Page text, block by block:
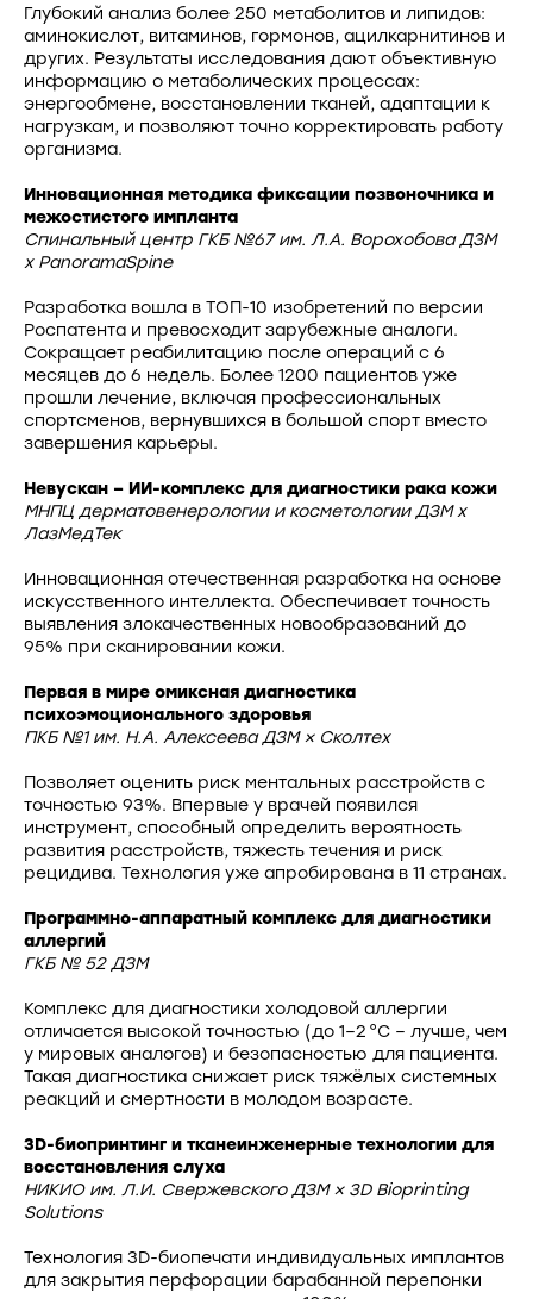
Глубокий анализ более 250 метаболитов и липидов:
аминокислот, витаминов, гормонов, ацилкарнитинов и
других. Результаты исследования дают объективную
информацию о метаболических процессах:
энергообмене, восстановлении тканей, адаптации к
нагрузкам, и позволяют точно корректировать работу
организма.
Инновационная методика фиксации позвоночника и
межостистого импланта
Спинальный центр ГКБ №67 им. Л.А. Ворохобова ДЗМ
х PanoramaSpine
Разработка вошла в ТОП-10 изобретений по версии
Роспатента и превосходит зарубежные аналоги.
Сокращает реабилитацию после операций с 6
месяцев до 6 недель. Более 1200 пациентов уже
прошли лечение, включая профессиональных
спортсменов, вернувшихся в большой спорт вместо
завершения карьеры.
Невускан – ИИ-комплекс для диагностики рака кожи
МНПЦ дерматовенерологии и косметологии ДЗМ x
ЛазМедТек
Инновационная отечественная разработка на основе
искусственного интеллекта. Обеспечивает точность
выявления злокачественных новообразований до
95% при сканировании кожи.
Первая в мире омиксная диагностика
психоэмоционального здоровья
ПКБ №1 им. Н.А. Алексеева ДЗМ × Сколтех
Позволяет оценить риск ментальных расстройств с
точностью 93%. Впервые у врачей появился
инструмент, способный определить вероятность
развития расстройств, тяжесть течения и риск
рецидива. Технология уже апробирована в 11 странах.
Программно-аппаратный комплекс для диагностики
аллергий
ГКБ № 52 ДЗМ
Комплекс для диагностики холодовой аллергии
отличается высокой точностью (до 1–2 °C – лучше, чем
у мировых аналогов) и безопасностью для пациента.
Такая диагностика снижает риск тяжёлых системных
реакций и смертности в молодом возрасте.
3D-биопринтинг и тканеинженерные технологии для
восстановления слуха
НИКИО им. Л.И. Свержевского ДЗМ × 3D Bioprinting
Solutions
Технология 3D-биопечати индивидуальных имплантов
для закрытия перфорации барабанной перепонки